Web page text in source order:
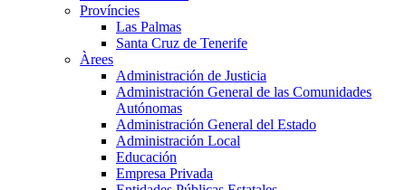
Províncies
Las Palmas
Santa Cruz de Tenerife
Àrees
Administración de Justicia
Administración General de las Comunidades
Autónomas
Administración General del Estado
Administración Local
Educación
Empresa Privada